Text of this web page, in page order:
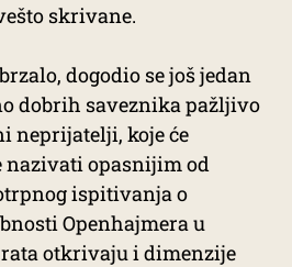
skrivane.
dogodio se još jedan
dobrih saveznika pažljivo
neprijatelji, koje će
opasnijim od
ispitivanja o
Openhajmera u
otkrivaju i dimenzije